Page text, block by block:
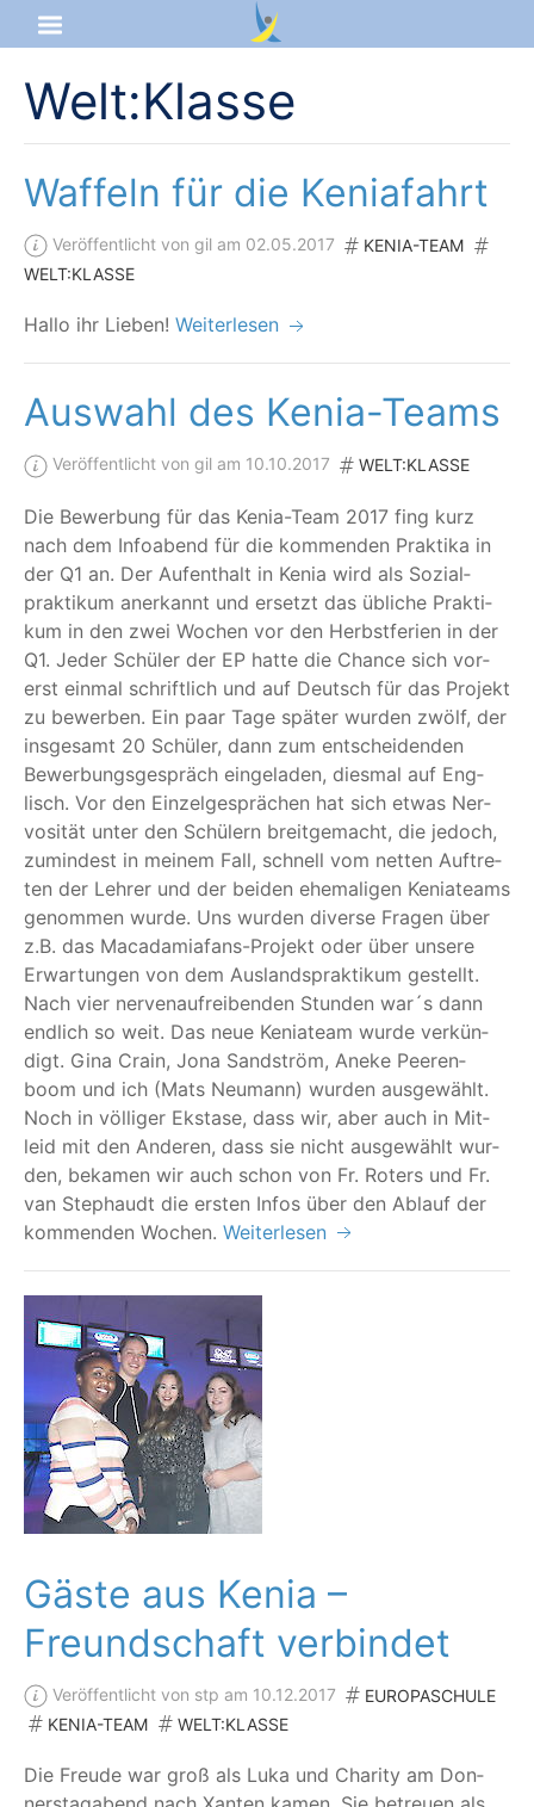
Startseite
Aktuelles
Lernangebot
Welt:Klasse
Waffeln für die Keniafahrt
Veröffentlicht von gil am 02.05.2017
KENIA-TEAM
WELT:KLASSE
Hal­lo ihr Lieben! Weiterlesen
Auswahl des Kenia-Teams
Veröffentlicht von gil am 10.10.2017 WELT:KLASSE
Die Bewer­bung für das Kenia-Team 2017 fing kurz
nach dem Info­abend für die kom­men­den Prak­ti­ka in
der Q1 an. Der Auf­ent­halt in Kenia wird als Sozi­al­
prak­ti­kum aner­kannt und ersetzt das übli­che Prak­ti­
kum in den zwei Wochen vor den Herbst­fe­ri­en in der
Q1. Jeder Schü­ler der EP hat­te die Chan­ce sich vor­
erst ein­mal schrift­lich und auf Deutsch für das Pro­jekt
zu bewer­ben. Ein paar Tage spä­ter wur­den zwölf, der
ins­ge­samt 20 Schü­ler, dann zum ent­schei­den­den
Bewer­bungs­ge­spräch ein­ge­la­den, dies­mal auf Eng­
lisch. Vor den Ein­zel­ge­sprä­chen hat sich etwas Ner­
vo­si­tät unter den Schü­lern breit­ge­macht, die jedoch,
zumin­dest in mei­nem Fall, schnell vom net­ten Auf­tre­
ten der Leh­rer und der bei­den ehe­ma­li­gen Kenia­teams
genom­men wur­de. Uns wur­den diver­se Fra­gen über
z.B. das Maca­da­miaf­ans-Pro­jekt oder über unse­re
Erwar­tun­gen von dem Aus­lands­prak­ti­kum gestellt.
Nach vier ner­ven­auf­rei­ben­den Stun­den war´s dann
end­lich so weit. Das neue Kenia­team wur­de ver­kün­
digt. Gina Crain, Jona Sand­ström, Aneke Pee­ren­
boom und ich (Mats Neu­mann) wur­den aus­ge­wählt.
Noch in völ­li­ger Eksta­se, dass wir, aber auch in Mit­
leid mit den Ande­ren, dass sie nicht aus­ge­wählt wur­
den, beka­men wir auch schon von Fr. Rot­ers und Fr.
van Stephaudt die ers­ten Infos über den Ablauf der
kom­men­den Wochen. Weiterlesen
Gäste aus Kenia –
Freundschaft verbindet
Veröffentlicht von stp am 10.12.2017
EUROPASCHULE
KENIA-TEAM
WELT:KLASSE
Die Freu­de war groß als Luka und Cha­ri­ty am Don­